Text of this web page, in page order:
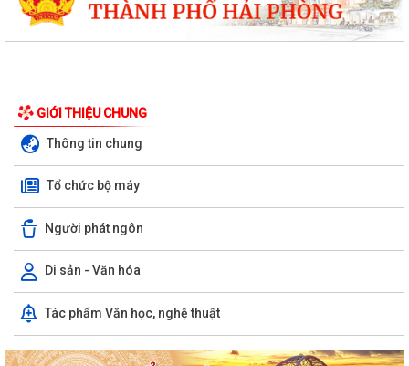
GIỚI THIỆU CHUNG
Thông tin chung
Tổ chức bộ máy
Người phát ngôn
Di sản - Văn hóa
Tác phẩm Văn học, nghệ thuật
trên Nền tảng “Bình dân học...
XÃ VIỆT KHÊ TỔ CHỨC HỘI NGHỊ TUYÊN TRUYỀN PHỔ BIẾN PHÁP